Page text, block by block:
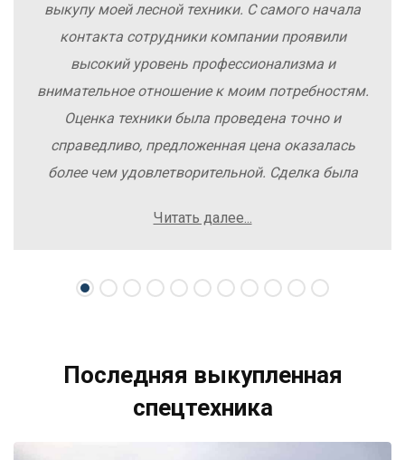
выкупу моей лесной техники. С самого начала
контакта сотрудники компании проявили
высокий уровень профессионализма и
внимательное отношение к моим потребностям.
Оценка техники была проведена точно и
справедливо, предложенная цена оказалась
более чем удовлетворительной. Сделка была
осложнений. Рекомендую компанию Excavator
свою спецтехнику.
Читать далее...
Последняя выкупленная
спецтехника